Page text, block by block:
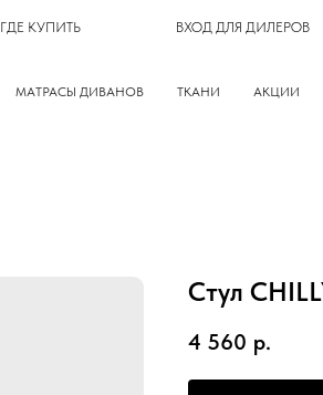
ГДЕ КУПИТЬ ВХОД ДЛЯ ДИЛЕРОВ
МАТРАСЫ ДИВАНОВ ТКАНИ АКЦИИ
Стул
4 560 р.